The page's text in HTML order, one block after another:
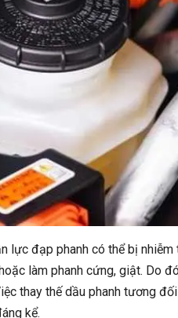
lực đạp phanh có thể bị
làm phanh cứng, giật. Do
thay thế dầu phanh tương
kể.